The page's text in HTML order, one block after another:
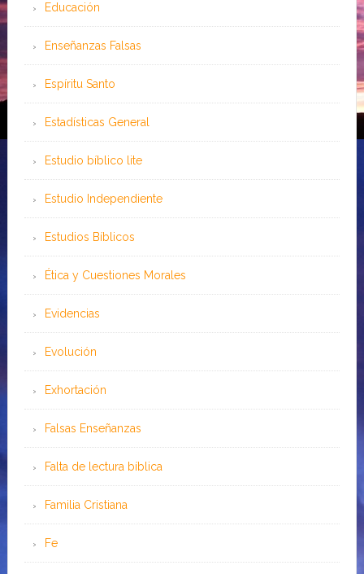
Educación
Enseñanzas Falsas
Espíritu Santo
Estadísticas General
Estudio bíblico lite
Estudio Independiente
Estudios Bíblicos
Ética y Cuestiones Morales
Evidencias
Evolución
Exhortación
Falsas Enseñanzas
Falta de lectura bíblica
Familia Cristiana
Fe